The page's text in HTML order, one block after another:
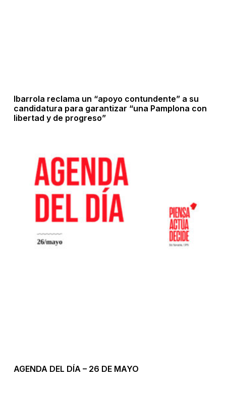
Ibarrola reclama un “apoyo contundente” a su
candidatura para garantizar “una Pamplona con
libertad y de progreso”
AGENDA DEL DÍA – 26 DE MAYO